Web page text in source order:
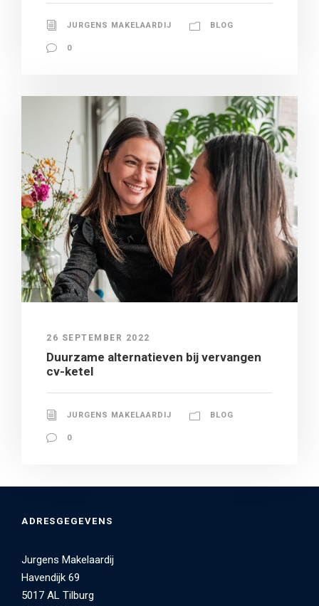
JURGENS MAKELAARDIJ BLOG
0
26 SEPTEMBER 2022
Duurzame alternatieven bij vervangen
cv-ketel
JURGENS MAKELAARDIJ BLOG
0
ADRESGEGEVENS
Jurgens Makelaardij
Havendijk 69
5017 AL Tilburg